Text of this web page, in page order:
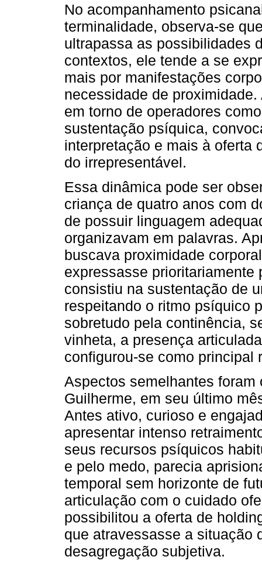
No acompanhamento
terminalidade, observa-se
ultrapassa as possibilidades
contextos, ele tende a se
mais por manifestações
necessidade de
em torno de operadores
sustentação psíquica,
interpretação e mais à oferta
do irrepresentável.
Essa dinâmica pode ser
criança de quatro anos com
de possuir linguagem
organizavam em palavras.
buscava proximidade
expressasse
consistiu na sustentação de
respeitando o ritmo psíquico
sobretudo pela continência,
vinheta, a presença
configurou-se como principal
Aspectos semelhantes
Guilherme, em seu último
Antes ativo, curioso e
apresentar intenso
seus recursos psíquicos
e pelo medo, parecia
temporal sem horizonte de
articulação com o cuidado
possibilitou a oferta de
que atravessasse a situação
desagregação subjetiva.